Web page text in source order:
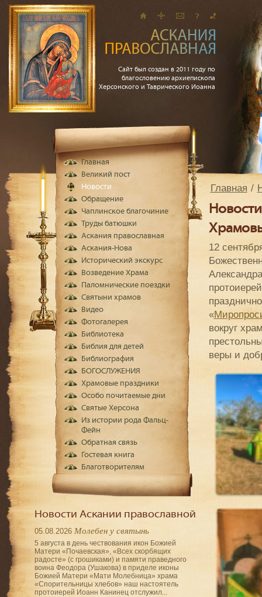
Сайт был создан в 2011 году по
благословению архиепископа
Херсонского и Таврического Иоанна
Главная
Новости
12
«
вокруг
веры и
Главная
Великий пост
Новости
Обращение
Чаплинское благочиние
Труды батюшки
Аскания православная
Аскания-Нова
Исторический экскурс
Возведение Храма
Паломнические поездки
Святыни храмов
Видео
Фотогалерея
Библиотека
Библия для детей
Библиография
БОГОСЛУЖЕНИЯ
Храмовые праздники
Особо почитаемые дни
Святые Херсона
Из истории рода Фальц-
Фейн
Обратная связь
Гостевая книга
Благотворителям
Новости Аскании православной
05.08.2026 Молебен у святынь
5 августа в день чествования икон Божией
Матери «Почаевская», «Всех скорбящих
радосте» (с грошиками) и памяти праведного
воина Феодора (Ушакова) в приделе иконы
Божией Матери «Мати Молебница» храма
«Спорительницы хлебов» наш настоятель
протоиерей Иоанн Канинец отслужил...